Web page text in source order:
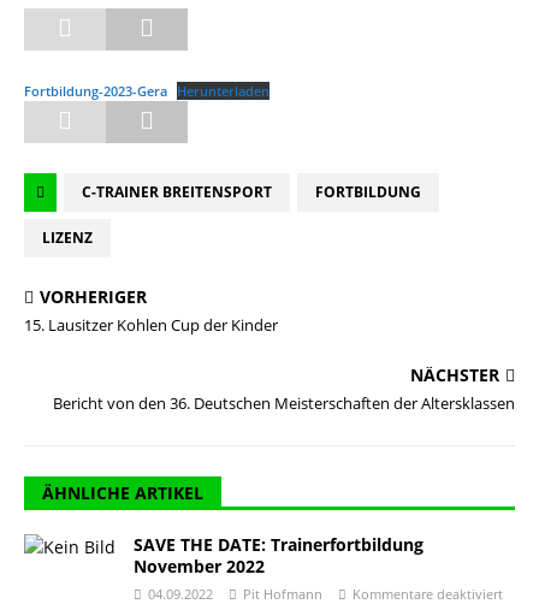
Fortbildung-2023-Gera Herunterladen
C-TRAINER BREITENSPORT FORTBILDUNG
LIZENZ
VORHERIGER
15. Lausitzer Kohlen Cup der Kinder
NÄCHSTER
Bericht von den 36. Deutschen Meisterschaften der Altersklassen
ÄHNLICHE ARTIKEL
SAVE THE DATE: Trainerfortbildung
November 2022
04.09.2022 Pit Hofmann Kommentare deaktiviert